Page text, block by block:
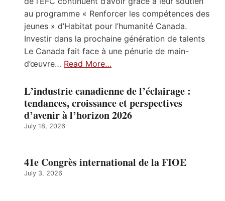
au programme « Renforcer les compétences des
jeunes » d’Habitat pour l’humanité Canada.
Investir dans la prochaine génération de talents
Le Canada fait face à une pénurie de main-
d’œuvre… Read More…
L’industrie canadienne de l’éclairage :
tendances, croissance et perspectives
d’avenir à l’horizon 2026
July 18, 2026
41e Congrès international de la FIOE
July 3, 2026